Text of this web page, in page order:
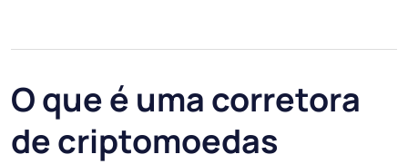
O que é uma corretora
de criptomoedas